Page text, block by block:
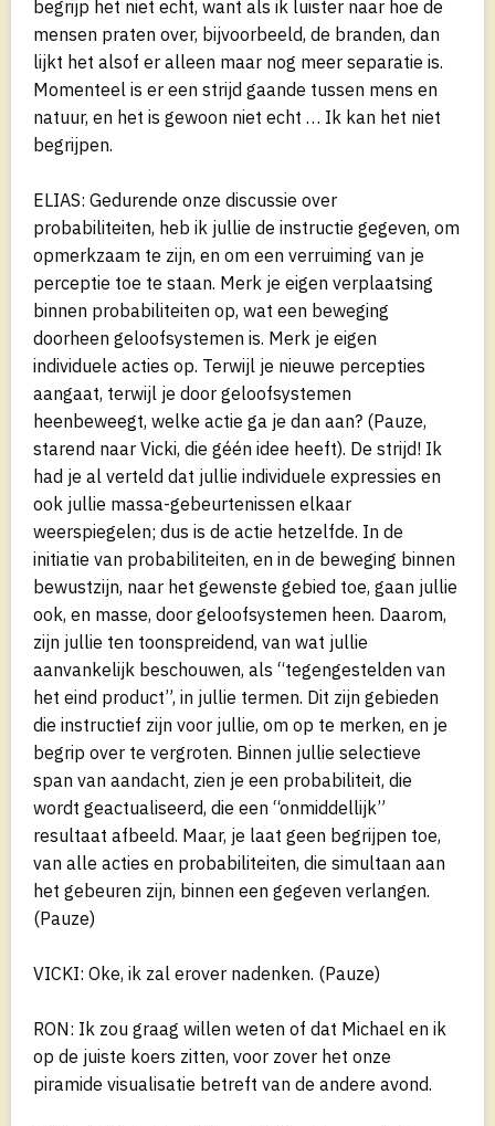
begrijp het niet echt, want als ik luister naar hoe de
mensen praten over, bijvoorbeeld, de branden, dan
lijkt het alsof er alleen maar nog meer separatie is.
Momenteel is er een strijd gaande tussen mens en
natuur, en het is gewoon niet echt … Ik kan het niet
begrijpen.
ELIAS: Gedurende onze discussie over
probabiliteiten, heb ik jullie de instructie gegeven, om
opmerkzaam te zijn, en om een verruiming van je
perceptie toe te staan. Merk je eigen verplaatsing
binnen probabiliteiten op, wat een beweging
doorheen geloofsystemen is. Merk je eigen
individuele acties op. Terwijl je nieuwe percepties
aangaat, terwijl je door geloofsystemen
heenbeweegt, welke actie ga je dan aan? (Pauze,
starend naar Vicki, die géén idee heeft). De strijd! Ik
had je al verteld dat jullie individuele expressies en
ook jullie massa-gebeurtenissen elkaar
weerspiegelen; dus is de actie hetzelfde. In de
initiatie van probabiliteiten, en in de beweging binnen
bewustzijn, naar het gewenste gebied toe, gaan jullie
ook, en masse, door geloofsystemen heen. Daarom,
zijn jullie ten toonspreidend, van wat jullie
aanvankelijk beschouwen, als “tegengestelden van
het eind product”, in jullie termen. Dit zijn gebieden
die instructief zijn voor jullie, om op te merken, en je
begrip over te vergroten. Binnen jullie selectieve
span van aandacht, zien je een probabiliteit, die
wordt geactualiseerd, die een “onmiddellijk”
resultaat afbeeld. Maar, je laat geen begrijpen toe,
van alle acties en probabiliteiten, die simultaan aan
het gebeuren zijn, binnen een gegeven verlangen.
(Pauze)
VICKI: Oke, ik zal erover nadenken. (Pauze)
RON: Ik zou graag willen weten of dat Michael en ik
op de juiste koers zitten, voor zover het onze
piramide visualisatie betreft van de andere avond.